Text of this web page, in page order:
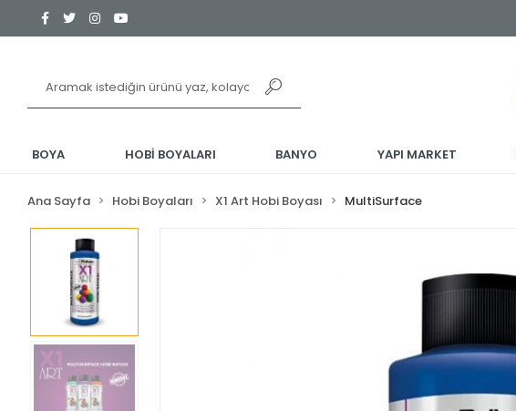
BOYA HOBİ BOYALARI BANYO YAPI MARKET
Ana Sayfa Hobi Boyaları X1 Art Hobi Boyası MultiSurface